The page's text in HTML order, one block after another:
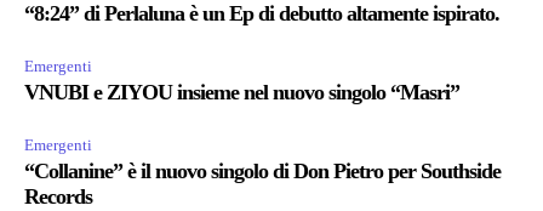
“8:24” di Perlaluna è un Ep di debutto altamente ispirato.
Emergenti
VNUBI e ZIYOU insieme nel nuovo singolo “Masri”
Emergenti
“Collanine” è il nuovo singolo di Don Pietro per Southside
Records